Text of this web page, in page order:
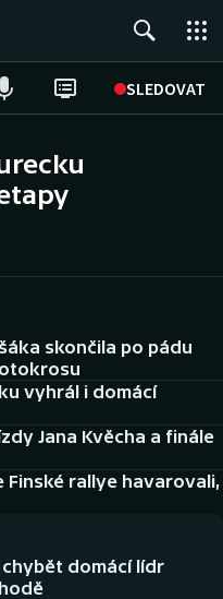
SLEDOVAT
skončila po pádu
vyhrál i domácí
Jana Kvěcha a finále
Finské rallye havarovali,
domácí lídr